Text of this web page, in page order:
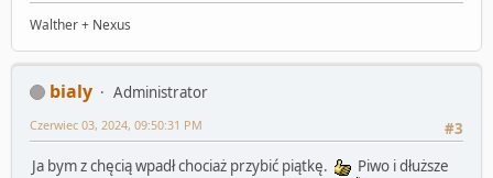
Walther + Nexus
bialy
Administrator
#3
Czerwiec 03, 2024, 09:50:31 PM
Ja bym z chęcią wpadł chociaż przybić piątkę.
Piwo i dłuższe